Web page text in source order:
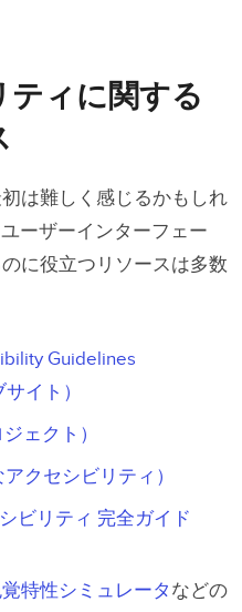
ティに関する
は難しく感じるかもしれ
ーザーインターフェー
に役立つリソースは多数
Guidelines
イト）
ェクト）
クセシビリティ）
ビリティ 完全ガイド
特性シミュレータ などの